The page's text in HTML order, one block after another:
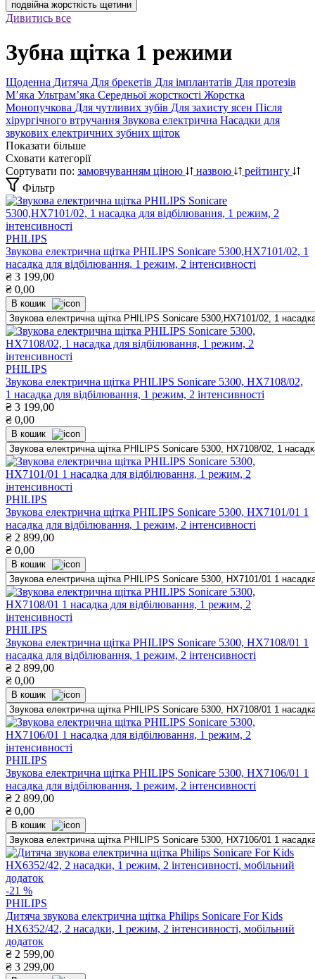
подвійна жорсткість щетини
Дивитись все
Зубна щітка 1 режими
Щоденна Дитяча Для брекетів Для імплантатів Для протезів
Мʼяка Ультрамʼяка Середньої жорсткості Жорстка
Монопучкова Для чутливих зубів Для захисту ясен Після
хірургічного втручання Звукова електрична Насадки для
звукових електричних зубних щіток
Показати більше
Сховати категорії
Сортувати по: замовчуванням ціною назвою
рейтингу
Фільтр
PHILIPS
Звукова електрична щітка PHILIPS Sonicare 5300,HX7101/02, 1
насадка для відбілювання, 1 режим, 2 інтенсивності
₴ 3 199,00
₴ 0,00
В кошик
PHILIPS
Звукова електрична щітка PHILIPS Sonicare 5300, HX7108/02,
1 насадка для відбілювання, 1 режим, 2 інтенсивності
₴ 3 199,00
₴ 0,00
В кошик
PHILIPS
Звукова електрична щітка PHILIPS Sonicare 5300, HX7101/01 1
насадка для відбілювання, 1 режим, 2 інтенсивності
₴ 2 899,00
₴ 0,00
В кошик
PHILIPS
Звукова електрична щітка PHILIPS Sonicare 5300, HX7108/01 1
насадка для відбілювання, 1 режим, 2 інтенсивності
₴ 2 899,00
₴ 0,00
В кошик
PHILIPS
Звукова електрична щітка PHILIPS Sonicare 5300, HX7106/01 1
насадка для відбілювання, 1 режим, 2 інтенсивності
₴ 2 899,00
₴ 0,00
В кошик
-21 %
PHILIPS
Дитяча звукова електрична щітка Philips Sonicare For Kids
HX6352/42, 2 насадки, 1 режим, 2 інтенсивності, мобільний
додаток
₴ 2 599,00
₴ 3 299,00